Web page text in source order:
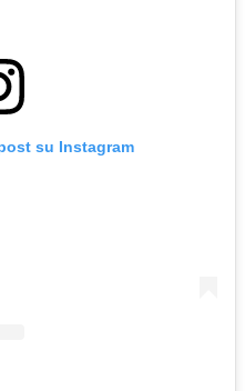
su Instagram